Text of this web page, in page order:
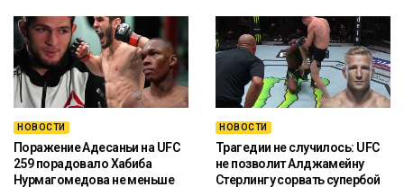
НОВОСТИ
Поражение Адесаньи на UFC
259 порадовало Хабиба
Нурмагомедова не меньше
НОВОСТИ
Трагедии не случилось: UFC
не позволит Алджамейну
Стерлингу сорвать супербой